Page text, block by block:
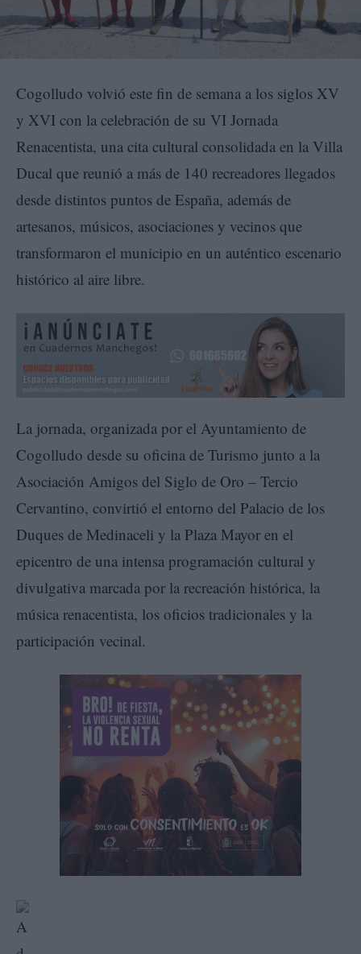
Cogolludo volvió este fin de semana a los siglos XV
y XVI con la celebración de su VI Jornada
Renacentista, una cita cultural consolidada en la Villa
Ducal que reunió a más de 140 recreadores llegados
desde distintos puntos de España, además de
artesanos, músicos, asociaciones y vecinos que
transformaron el municipio en un auténtico escenario
histórico al aire libre.
La jornada, organizada por el Ayuntamiento de
Cogolludo desde su oficina de Turismo junto a la
Asociación Amigos del Siglo de Oro – Tercio
Cervantino, convirtió el entorno del Palacio de los
Duques de Medinaceli y la Plaza Mayor en el
epicentro de una intensa programación cultural y
divulgativa marcada por la recreación histórica, la
música renacentista, los oficios tradicionales y la
participación vecinal.